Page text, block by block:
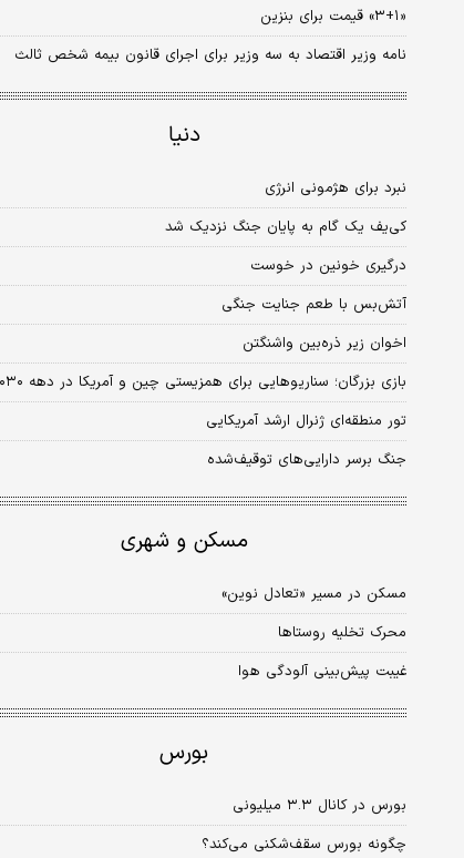
«۳+۱» قیمت برای بنزین
نامه وزیر اقتصاد به سه وزیر برای اجرای قانون بیمه شخص ثالث
دنیا
نبرد برای هژمونی انرژی
کی‌یف یک گام به پایان جنگ نزدیک شد
درگیری خونین در خوست
آتش‌بس با طعم جنایت جنگی
اخوان‌ زیر ذره‌بین واشنگتن
بازی بزرگان؛ سناریوهایی برای همزیستی چین و آمریکا در دهه‌ ۲۰۳۰
تور منطقه‌ای ژنرال ارشد آمریکایی
جنگ برسر دارایی‌های توقیف‌شده
مسکن و شهری
مسکن در مسیر «تعادل نوین»
محرک تخلیه روستاها
غیبت پیش‌بینی آلودگی هوا
بورس
بورس در کانال ۳.۳ میلیونی
چگونه بورس سقف‌شکنی می‌کند؟